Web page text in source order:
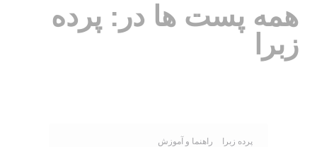
همه پست ها در: پرده
زبرا
پرده زبرا راهنما و آموزش